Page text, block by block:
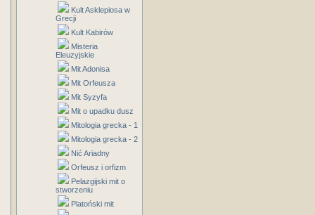
Kult Asklepiosa w
Grecji
Kult Kabirów
Misteria
Eleuzyjskie
Mit Adonisa
Mit Orfeusza
Mit Syzyfa
Mit o upadku dusz
Mitologia grecka - 1
Mitologia grecka - 2
Nić Ariadny
Orfeusz i orfizm
Pelazgijski mit o
stworzeniu
Platoński mit